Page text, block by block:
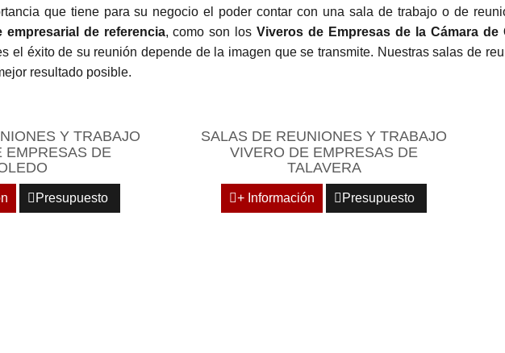
que tiene para su negocio el poder contar con una sala de trabajo o de
empresarial de referencia, como son losViveros de Empresas de la Cámara de
el éxito de su reunión depende de la imagen que se transmite. Nuestras salas de
resultado posible.
Y TRABAJO
EMPRESAS DE
Presupuesto
SALAS DE REUNIONES Y TRABAJO
VIVERO DE EMPRESAS DE
TALAVERA
+ Información Presupuesto